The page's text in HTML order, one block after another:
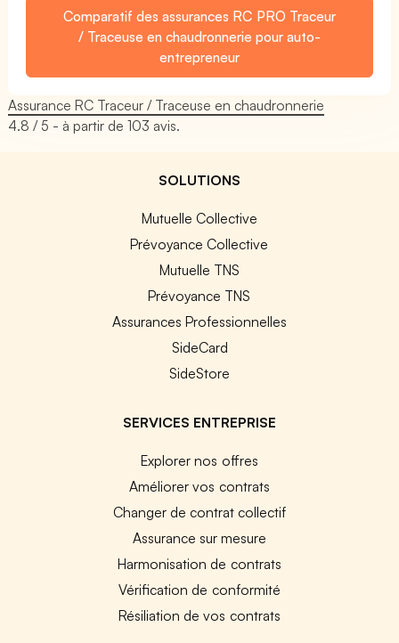
Comparatif des assurances RC PRO Traceur
/ Traceuse en chaudronnerie pour auto-
entrepreneur
Assurance RC Traceur / Traceuse en chaudronnerie
4.8 / 5 - à partir de103 avis.
SOLUTIONS
Mutuelle Collective
Prévoyance Collective
Mutuelle TNS
Prévoyance TNS
Assurances Professionnelles
SideCard
SideStore
SERVICES ENTREPRISE
Explorer nos offres
Améliorer vos contrats
Changer de contrat collectif
Assurance sur mesure
Harmonisation de contrats
Vérification de conformité
Résiliation de vos contrats